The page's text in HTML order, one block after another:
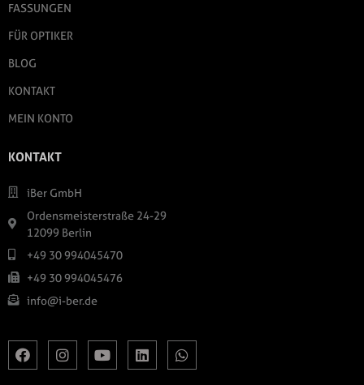
FASSUNGEN
FÜR OPTIKER
BLOG
KONTAKT
MEIN KONTO
KONTAKT
iBer GmbH
Ordensmeisterstraße 24-29
12099 Berlin
+49 30 994045470
+49 30 994045476
info@i-ber.de